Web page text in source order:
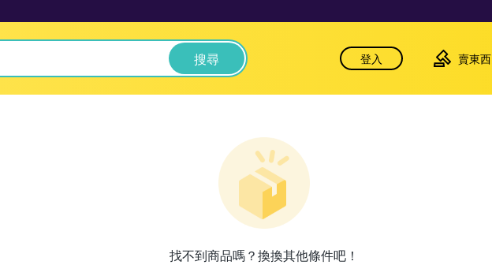
搜尋 登入 賣東西
找不到商品嗎？換換其他條件吧！